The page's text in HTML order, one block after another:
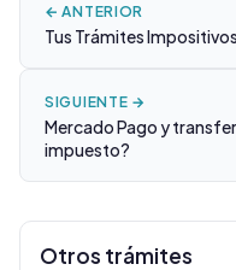
← ANTERIOR
Tus Trámites
SIGUIENTE →
Mercado Pago y
impuesto?
Otros trámites